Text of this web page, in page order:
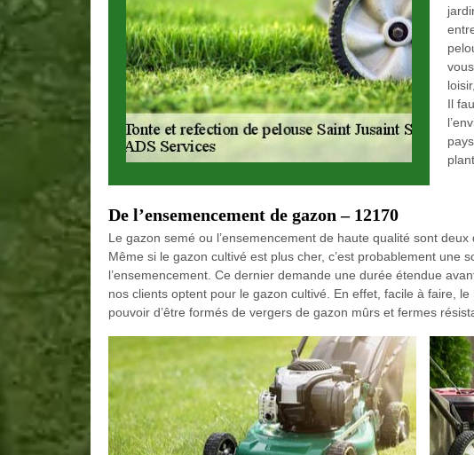
Il
De l’ensemencement de gazon – 12170
Le gazon semé ou l’ensemencement de haute qualité sont
Même si le gazon cultivé est plus cher, c’est probablement une
l’ensemencement. Ce dernier demande une durée étendue
nos clients optent pour le gazon cultivé. En effet, facile à faire,
pouvoir d’être formés de vergers de gazon mûrs et fermes